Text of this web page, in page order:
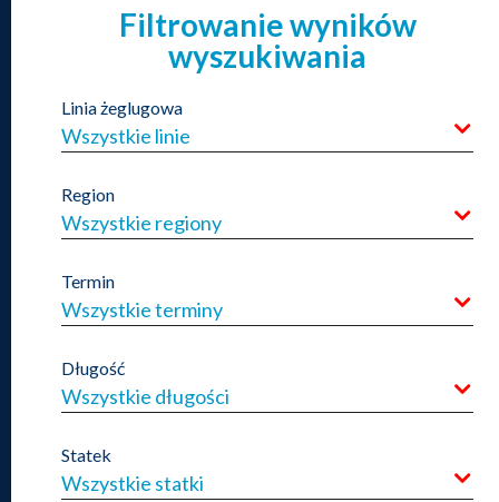
Filtrowanie wyników
wyszukiwania
Linia żeglugowa
Wszystkie linie
Region
Wszystkie regiony
Termin
Wszystkie terminy
Długość
Wszystkie długości
Statek
Wszystkie statki